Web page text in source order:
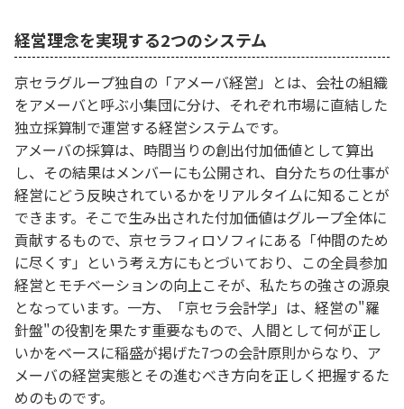
経営理念を実現する2つのシステム
京セラグループ独自の「アメーバ経営」とは、会社の組織
をアメーバと呼ぶ小集団に分け、それぞれ市場に直結した
独立採算制で運営する経営システムです。
アメーバの採算は、時間当りの創出付加価値として算出
し、その結果はメンバーにも公開され、自分たちの仕事が
経営にどう反映されているかをリアルタイムに知ることが
できます。そこで生み出された付加価値はグループ全体に
貢献するもので、京セラフィロソフィにある「仲間のため
に尽くす」という考え方にもとづいており、この全員参加
経営とモチベーションの向上こそが、私たちの強さの源泉
となっています。一方、「京セラ会計学」は、経営の"羅
針盤"の役割を果たす重要なもので、人間として何が正し
いかをベースに稲盛が掲げた7つの会計原則からなり、ア
メーバの経営実態とその進むべき方向を正しく把握するた
めのものです。